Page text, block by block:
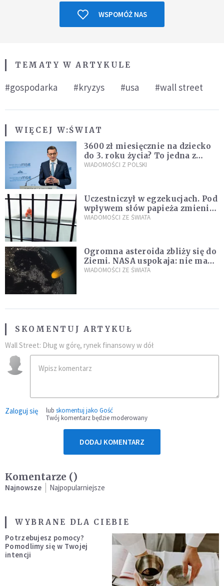
WSPOMÓŻ NAS
TEMATY W ARTYKULE
#gospodarka #kryzys #usa #wall street
WIĘCEJ W:ŚWIAT
3600 zł miesięcznie na dziecko
do 3. roku życia? To jedna z
propozycji programu "Rozwój
WIADOMOŚCI Z POLSKI
Uczestniczył w egzekucjach. Pod
wpływem słów papieża zmienił
zdanie
WIADOMOŚCI ZE ŚWIATA
Ogromna asteroida zbliży się do
Ziemi. NASA uspokaja: nie ma
zagrożenia
WIADOMOŚCI ZE ŚWIATA
SKOMENTUJ ARTYKUŁ
Wall Street: Dług w górę, rynek finansowy w dół
Zaloguj się lub skomentuj jako Gość
Twój komentarz będzie moderowany
DODAJ KOMENTARZ
Komentarze ()
Najnowsze Najpopularniejsze
WYBRANE DLA CIEBIE
Potrzebujesz pomocy?
Pomodlimy się w Twojej
intencji